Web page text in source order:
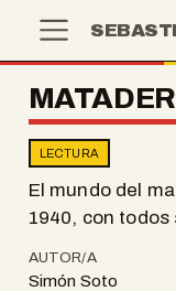
LECTURA
El mundo del
1940, con
AUTOR/A
Simón Soto